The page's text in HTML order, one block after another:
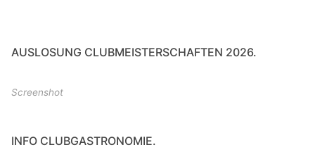
AUSLOSUNG CLUBMEISTERSCHAFTEN 2026.
Screenshot
INFO CLUBGASTRONOMIE.